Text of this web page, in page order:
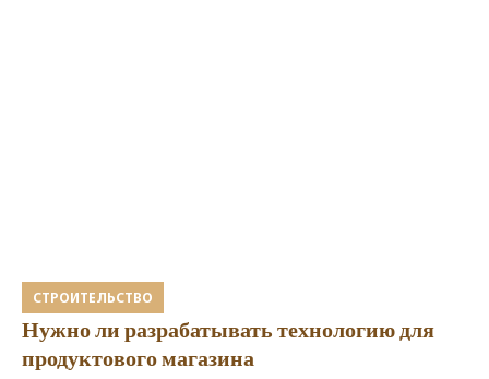
Нужно ли разрабатывать технологию для
продуктового магазина
СТРОИТЕЛЬСТВО